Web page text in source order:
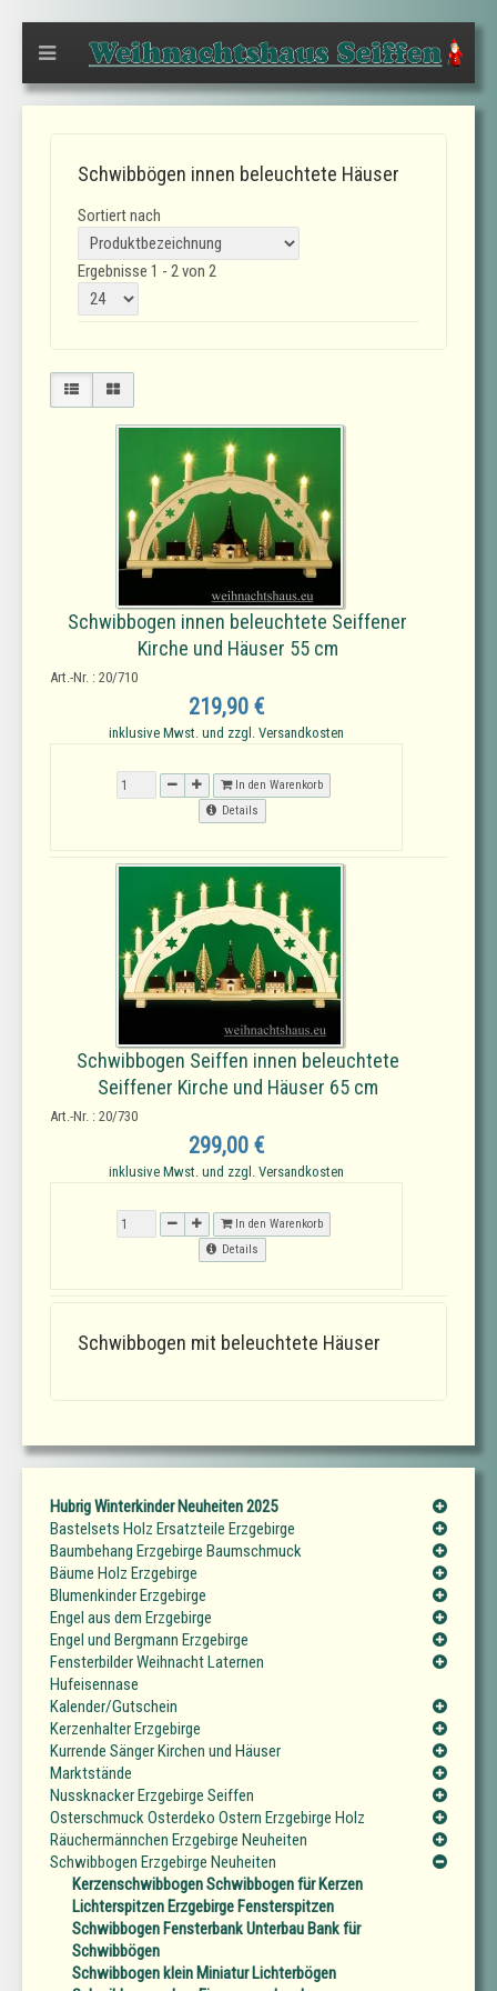
Schwibbögen innen beleuchtete Häuser
Sortiert nach
Ergebnisse 1 - 2 von 2
Schwibbogen innen beleuchtete Seiffener
Kirche und Häuser 55 cm
Art.-Nr. : 20/710
219,90 €
inklusive Mwst. und zzgl. Versandkosten
In den Warenkorb
Details
Schwibbogen Seiffen innen beleuchtete
Seiffener Kirche und Häuser 65 cm
Art.-Nr. : 20/730
299,00 €
inklusive Mwst. und zzgl. Versandkosten
In den Warenkorb
Details
Schwibbogen mit beleuchtete Häuser
Hubrig Winterkinder Neuheiten 2025
Bastelsets Holz Ersatzteile Erzgebirge
Baumbehang Erzgebirge Baumschmuck
Bäume Holz Erzgebirge
Blumenkinder Erzgebirge
Engel aus dem Erzgebirge
Engel und Bergmann Erzgebirge
Fensterbilder Weihnacht Laternen
Hufeisennase
Kalender/Gutschein
Kerzenhalter Erzgebirge
Kurrende Sänger Kirchen und Häuser
Marktstände
Nussknacker Erzgebirge Seiffen
Osterschmuck Osterdeko Ostern Erzgebirge Holz
Räuchermännchen Erzgebirge Neuheiten
Schwibbogen Erzgebirge Neuheiten
Kerzenschwibbogen Schwibbogen für Kerzen
Lichterspitzen Erzgebirge Fensterspitzen
Schwibbogen Fensterbank Unterbau Bank für
Schwibbögen
Schwibbogen klein Miniatur Lichterbögen